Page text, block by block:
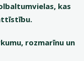
kas
rozmarīnu un